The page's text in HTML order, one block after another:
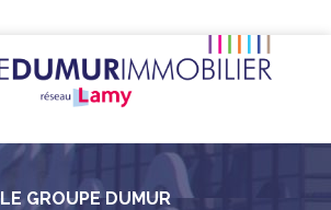
LE GROUPE DUMUR